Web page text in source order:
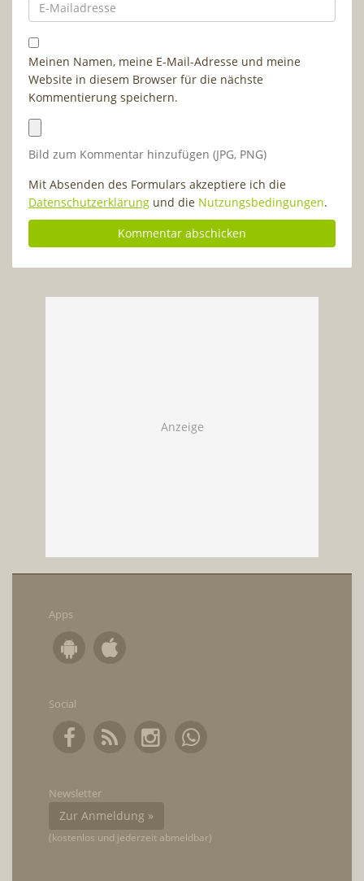
Meinen Namen, meine E-Mail-Adresse und meine
Website in diesem Browser für die nächste
Kommentierung speichern.
Bild zum Kommentar hinzufügen (JPG, PNG)
Mit Absenden des Formulars akzeptiere ich die
Datenschutzerklärung und die Nutzungsbedingungen.
Apps
Social
Newsletter
Zur Anmeldung »
(kostenlos und jederzeit abmeldbar)